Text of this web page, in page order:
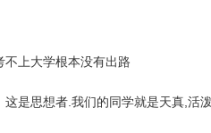
上大学根本没有出路
是思想者.我们的同学就是天真,活